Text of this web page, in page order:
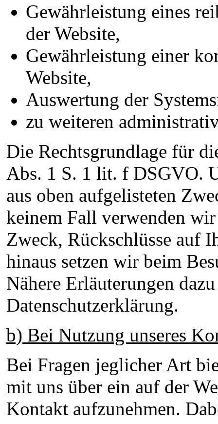
Gewährleistung eines
der Website,
Gewährleistung einer
Website,
Auswertung der
zu weiteren
Die Rechtsgrundlage für
Abs. 1 S. 1 lit. f DSGVO.
aus oben aufgelisteten
keinem Fall verwenden
Zweck, Rückschlüsse auf
hinaus setzen wir beim
Nähere Erläuterungen
Datenschutzerklärung.
b) Bei Nutzung unseres
Bei Fragen jeglicher Art
mit uns über ein auf der
Kontakt aufzunehmen.